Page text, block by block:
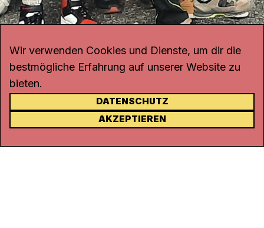
KONTAKT
Rohrerstrasse 20
Wir verwenden Cookies und Dienste, um dir die
bestmögliche Erfahrung auf unserer Website zu
bieten.
DATENSCHUTZ
AKZEPTIEREN